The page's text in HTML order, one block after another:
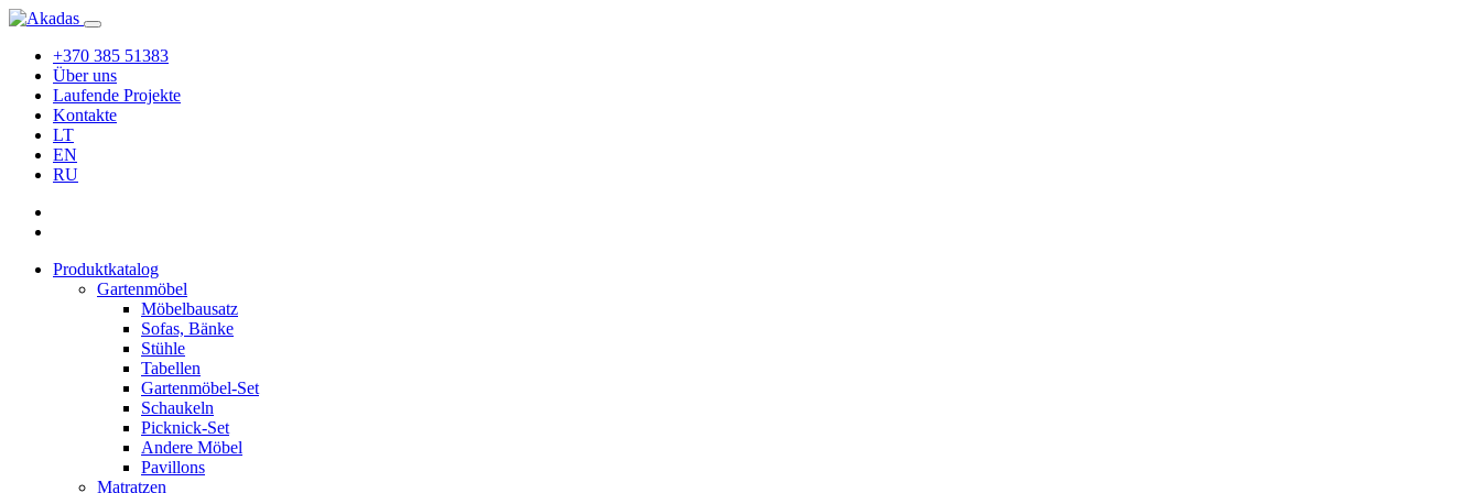
+370 385 51383
Über uns
Laufende Projekte
Kontakte
LT
EN
RU
Produktkatalog
Gartenmöbel
Möbelbausatz
Sofas, Bänke
Stühle
Tabellen
Gartenmöbel-Set
Schaukeln
Picknick-Set
Andere Möbel
Pavillons
Matratzen